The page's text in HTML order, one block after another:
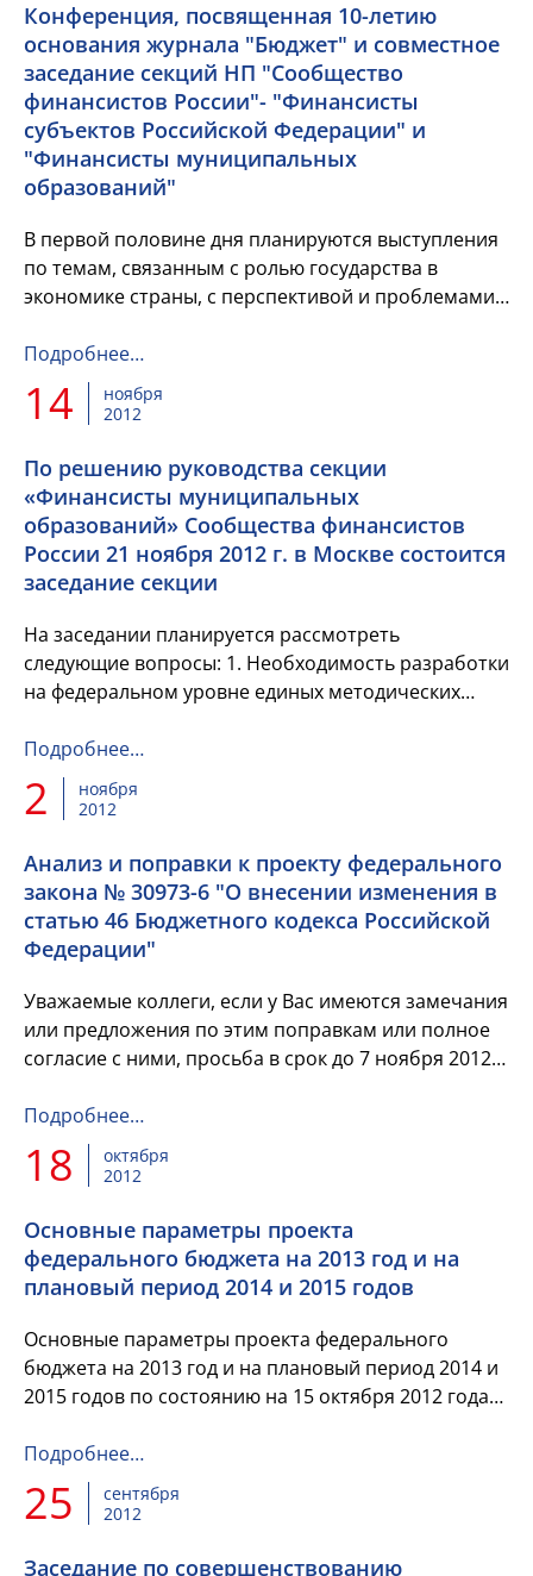
Конференция, посвященная 10-летию
основания журнала "Бюджет" и совместное
заседание секций НП "Сообщество
финансистов России"- "Финансисты
субъектов Российской Федерации" и
"Финансисты муниципальных
образований"
В первой половине дня планируются выступления
по темам, связанным с ролью государства в
экономике страны, с перспективой и проблемами
совершенствованием законо...
Подробнее…
14
ноября
2012
По решению руководства секции
«Финансисты муниципальных
образований» Сообщества финансистов
России 21 ноября 2012 г. в Москве состоится
заседание секции
На заседании планируется рассмотреть
следующие вопросы: 1. Необходимость разработки
на федеральном уровне единых методических
муниципальных заданий муниципаль...
Подробнее…
2
ноября
2012
Анализ и поправки к проекту федерального
закона № 30973-6 "О внесении изменения в
статью 46 Бюджетного кодекса Российской
Федерации"
Уважаемые коллеги, если у Вас имеются замечания
или предложения по этим поправкам или полное
согласие с ними, просьба в срок до 7 ноября 2012 г.
macsimova@duma.gov.r...
Подробнее…
18
октября
2012
Основные параметры проекта
федерального бюджета на 2013 год и на
плановый период 2014 и 2015 годов
Основные параметры проекта федерального
бюджета на 2013 год и на плановый период 2014 и
2015 годов по состоянию на 15 октября 2012 года
19 октября 2012 ...
Подробнее…
25
сентября
2012
Заседание по совершенствованию